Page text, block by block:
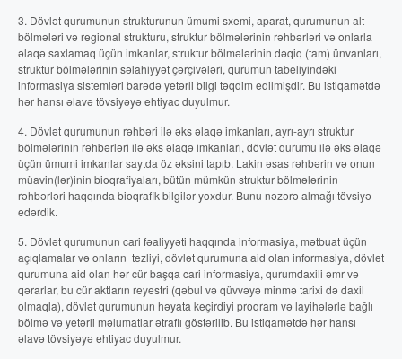
3. Dövlət qurumunun strukturunun ümumi sxemi, aparat, qurumunun alt
bölmələri və regional strukturu, struktur bölmələrinin rəhbərləri və onlarla
əlaqə saxlamaq üçün imkanlar, struktur bölmələrinin dəqiq (tam) ünvanları,
struktur bölmələrinin səlahiyyət çərçivələri, qurumun tabeliyindəki
informasiya sistemləri barədə yetərli bilgi təqdim edilmişdir. Bu istiqamətdə
hər hansı əlavə tövsiyəyə ehtiyac duyulmur.
4. Dövlət qurumunun rəhbəri ilə əks əlaqə imkanları, ayrı-ayrı struktur
bölmələrinin rəhbərləri ilə əks əlaqə imkanları, dövlət qurumu ilə əks əlaqə
üçün ümumi imkanlar saytda öz əksini tapıb. Lakin əsas rəhbərin və onun
müavin(lər)inin bioqrafiyaları, bütün mümkün struktur bölmələrinin
rəhbərləri haqqında bioqrafik bilgilər yoxdur. Bunu nəzərə almağı tövsiyə
edərdik.
5. Dövlət qurumunun cari fəaliyyəti haqqında informasiya, mətbuat üçün
açıqlamalar və onların tezliyi, dövlət qurumuna aid olan informasiya, dövlət
qurumuna aid olan hər cür başqa cari informasiya, qurumdaxili əmr və
qərarlar, bu cür aktların reyestri (qəbul və qüvvəyə minmə tarixi də daxil
olmaqla), dövlət qurumunun həyata keçirdiyi proqram və layihələrlə bağlı
bölmə və yetərli məlumatlar ətraflı göstərilib. Bu istiqamətdə hər hansı
əlavə tövsiyəyə ehtiyac duyulmur.